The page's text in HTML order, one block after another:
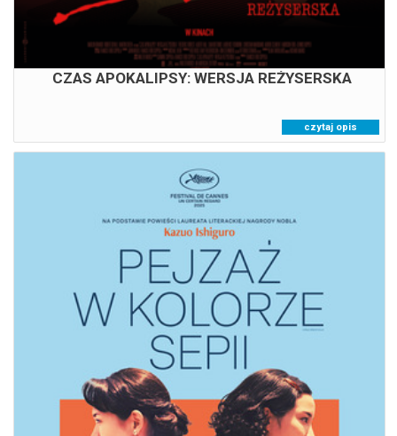
CZAS APOKALIPSY: WERSJA REŻYSERSKA
czytaj opis
PEJZAŻ W KOLORZE SEPII
09.08.2026